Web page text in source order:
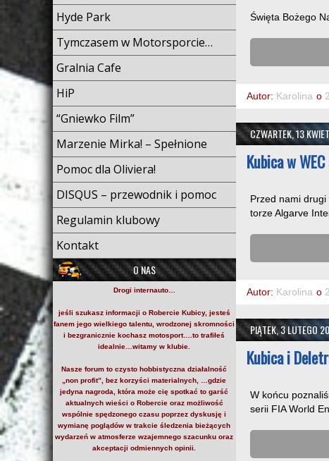
Hyde Park
Tymczasem w Motorsporcie…
Gralnia Cafe
HiP
“Gniewko Film”
Marzenie Mirka! – Spełnione
Pomoc dla Oliviera!
DISQUS – przewodnik i pomoc
Regulamin klubowy
Kontakt
O NAS
Drogi internauto…
jeśli szukasz informacji o Robercie Kubicy, jesteś
fanem jego wielkiego talentu, wrodzonej skromności
i bezgranicznie kochasz motosport….to trafiłeś
idealnie…witamy w klubie.
Nasze forum to czysto hobbistyczna działalność
„non profit”, bez korzyści materialnych, …gdzie
jedyna nagroda, która może cię spotkać to garść
aktualnych wieści o Robercie oraz możliwość
wspólnie spędzonego czasu poprzez dyskusję i
wymianę poglądów w trakcie śledzenia bieżących
wydarzeń w atmosferze wzajemnego szacunku oraz
akceptacji odmiennych opinii.
Święta Bożego
Autor: Karolina o
CZWARTEK, 13
Kubica w
Przed nami
torze Algarve
Autor: Karolina o
PIĄTEK, 3 LUTEGO
Kubica i
W końcu
serii FIA World